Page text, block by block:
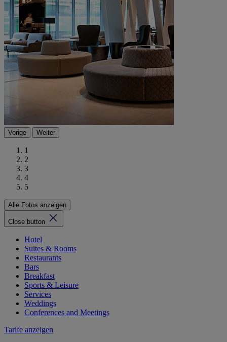
Vorige Weiter
1
2
3
4
5
Alle Fotos anzeigen
Close button
Hotel
Suites & Rooms
Restaurants
Bars
Breakfast
Sports & Leisure
Services
Weddings
Conferences and Meetings
Tarife anzeigen